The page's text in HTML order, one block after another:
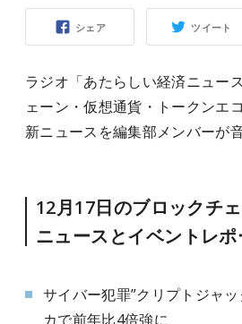
シェア ツイート
ラジオ「あたらしい経済ニュー
ェーン・仮想通貨・トークンエ
新ニュースを編集部メンバーが
12月17日のブロックチ
ニュースとイベントレポ
サイバー犯罪”クリプトジャ
カで前年比4倍強に